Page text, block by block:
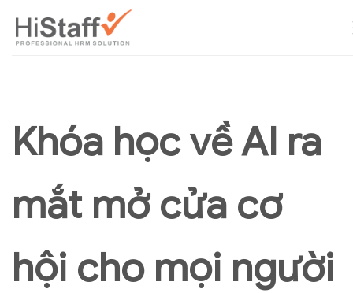
Khóa học về AI ra
mắt mở cửa cơ
hội cho mọi người